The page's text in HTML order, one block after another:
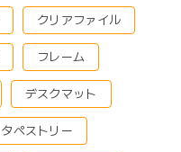
クリアファイル
フレーム
デスクマット
タペストリー